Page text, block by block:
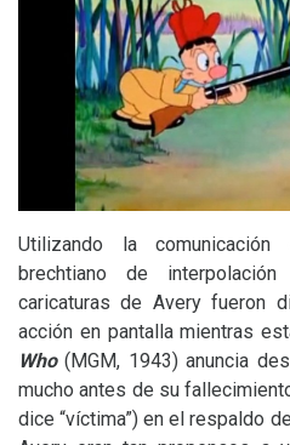
Utilizando la
brechtiano de
caricaturas de Avery fueron
acción en pantalla mientras
Who(MGM, 1943) anuncia
mucho antes de su
dice “víctima”) en el respaldo